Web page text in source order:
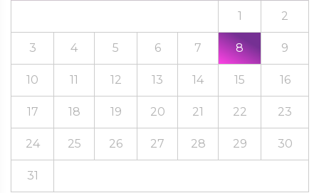
1 2
3 4 5 6 7 8 9
10 11 12 13 14 15 16
17 18 19 20 21 22 23
24 25 26 27 28 29 30
31